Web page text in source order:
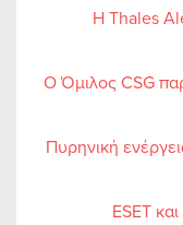
Η Thales
Ο Όμιλος CSG
Πυρηνική
ESET